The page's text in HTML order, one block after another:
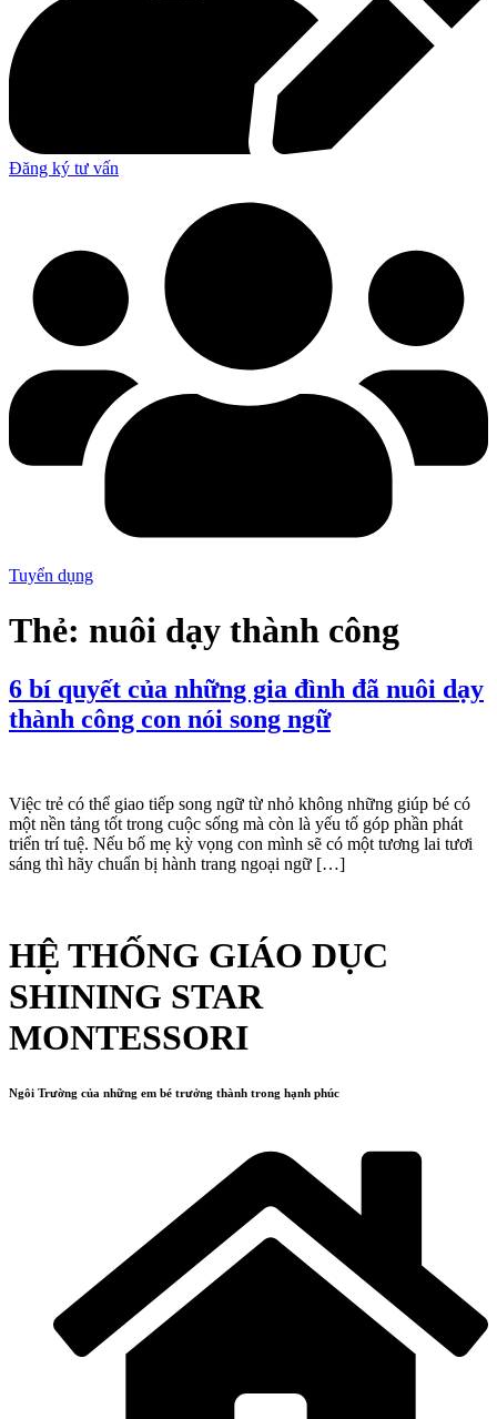
Đăng ký tư vấn
Tuyển dụng
Thẻ: nuôi dạy thành công
6 bí quyết của những gia đình đã nuôi dạy
thành công con nói song ngữ
Việc trẻ có thể giao tiếp song ngữ từ nhỏ không những giúp bé có
một nền tảng tốt trong cuộc sống mà còn là yếu tố góp phần phát
triển trí tuệ. Nếu bố mẹ kỳ vọng con mình sẽ có một tương lai tươi
sáng thì hãy chuẩn bị hành trang ngoại ngữ […]
HỆ THỐNG GIÁO DỤC
SHINING STAR
MONTESSORI
Ngôi Trường của những em bé trưởng thành trong hạnh phúc